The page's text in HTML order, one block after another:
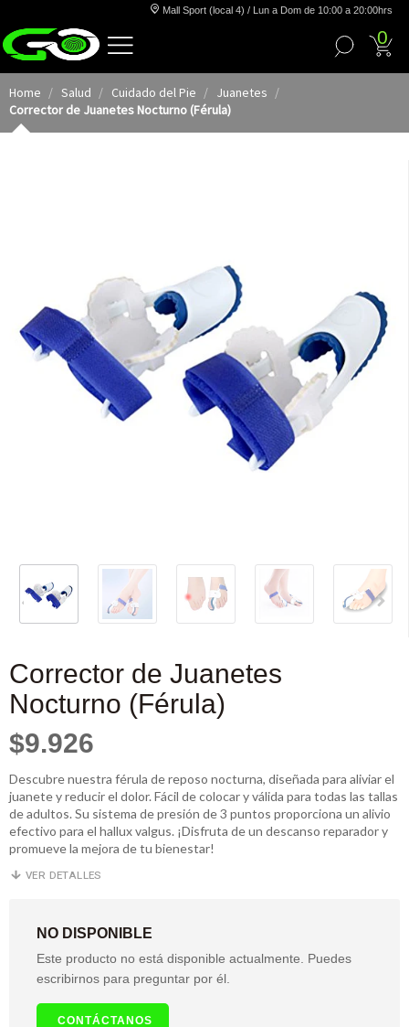
Mall Sport (local 4) / Lun a Dom de 10:00 a 20:00hrs
0
Home Salud Cuidado del Pie
Juanetes
Corrector de Juanetes Nocturno (Férula)
Corrector de Juanetes
Nocturno (Férula)
$9.926
Descubre nuestra férula de reposo nocturna, diseñada para aliviar el
juanete y reducir el dolor. Fácil de colocar y válida para todas las tallas
de adultos. Su sistema de presión de 3 puntos proporciona un alivio
efectivo para el hallux valgus. ¡Disfruta de un descanso reparador y
promueve la mejora de tu bienestar!
VER DETALLES
NO DISPONIBLE
Este producto no está disponible actualmente. Puedes
escribirnos para preguntar por él.
CONTÁCTANOS